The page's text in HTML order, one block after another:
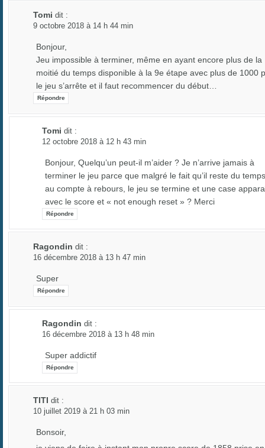
Tomi dit :
9 octobre 2018 à 14 h 44 min
Bonjour,
Jeu impossible à terminer, même en ayant encore plus de la
moitié du temps disponible à la 9e étape avec plus de 1000
le jeu s’arrête et il faut recommencer du début…
Répondre
Tomi dit :
12 octobre 2018 à 12 h 43 min
Bonjour, Quelqu’un peut-il m’aider ? Je n’arrive jamais à
terminer le jeu parce que malgré le fait qu’il reste du temps
au compte à rebours, le jeu se termine et une case
avec le score et « not enough reset » ? Merci
Répondre
Ragondin dit :
16 décembre 2018 à 13 h 47 min
Super
Répondre
Ragondin dit :
16 décembre 2018 à 13 h 48 min
Super addictif
Répondre
TITI dit :
10 juillet 2019 à 21 h 03 min
Bonsoir,